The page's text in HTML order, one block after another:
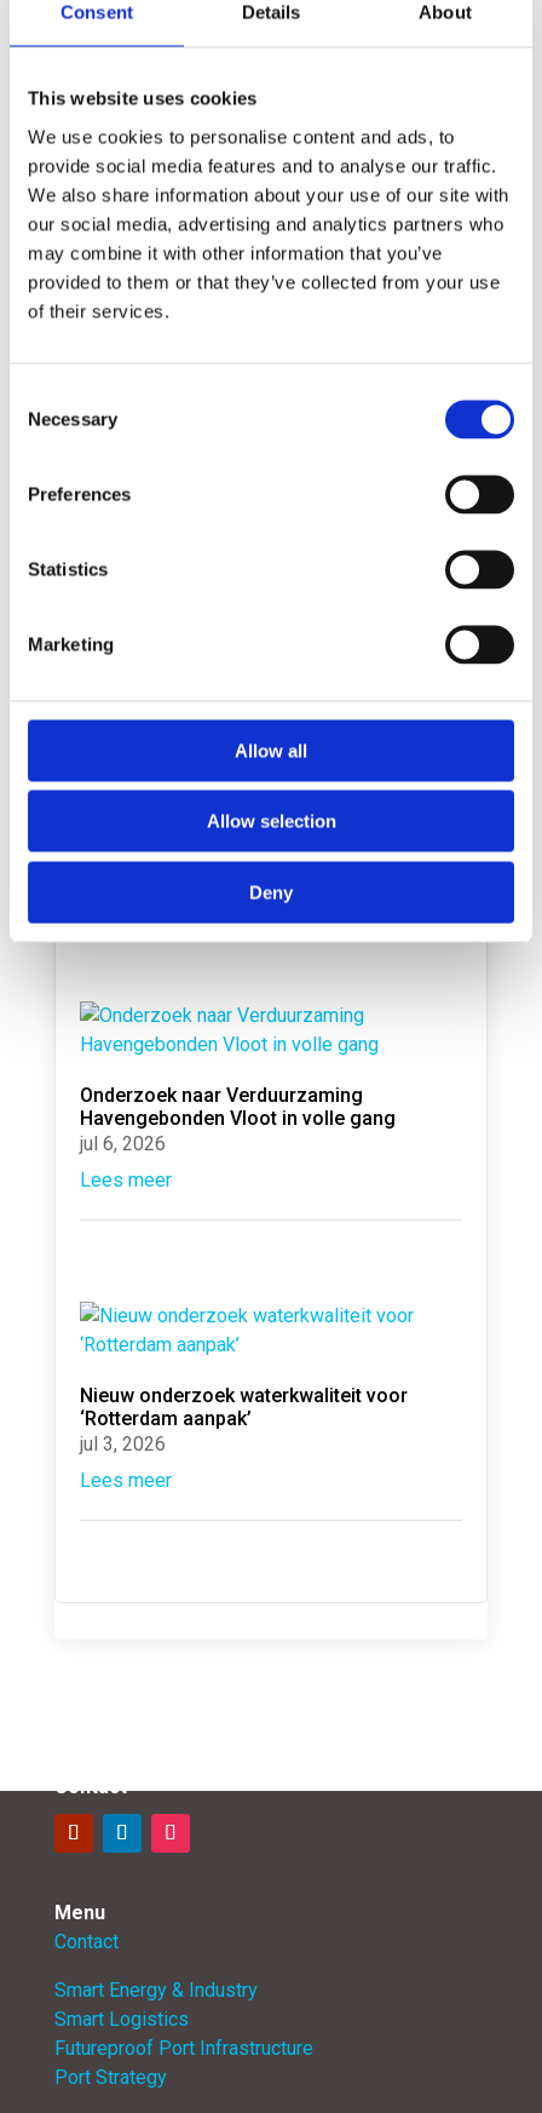
Consent Details About
This website uses cookies
We use cookies to personalise content and ads, to
provide social media features and to analyse our traffic.
We also share information about your use of our site with
our social media, advertising and analytics partners who
may combine it with other information that you’ve
provided to them or that they’ve collected from your use
of their services.
Selection
Necessary
Preferences
Statistics
Marketing
Allow all
Allow selection
Deny
van Rotterdam zit boordevol talent! Van
student tot havenman, van havenwerker tot
Tijdens de lustrumeditie van het
Rotterdams Havenevenement 2018 op
donderdag 7 juni worden de talenten
gekozen die bijdragen aan het succes van
de Rotterdamse haven. Meld u nuhieraan!
Meer informatie: Joan van Winsen , tel. 010-
4020338
emissiearm achterlandtransport
Lees meer
Onderzoeksreeks: Connected Automated
Onderzoek naar Verduurzaming
Havengebonden Vloot in volle gang
jul 6, 2026
Lees meer
Nieuw onderzoek waterkwaliteit voor
‘Rotterdam aanpak’
jul 3, 2026
Lees meer
Contact
Menu
Contact
Smart Energy & Industry
Smart Logistics
Futureproof Port Infrastructure
Port Strategy